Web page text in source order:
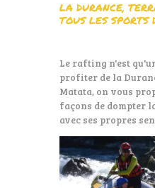
LA DURANCE,
TOUS LES SPORTS
Le rafting n'est
profiter de la
Matata, on vous
façons de dompter
avec ses propres